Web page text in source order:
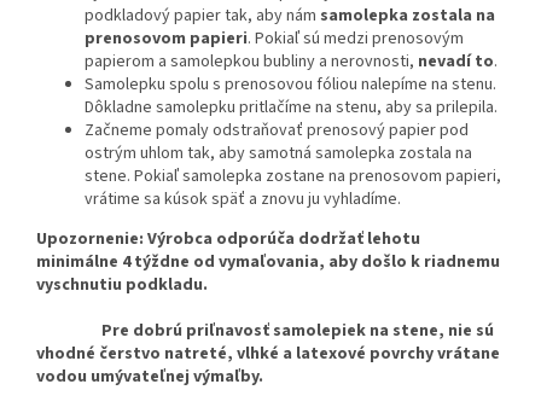
podkladový papier tak, aby nám samolepka zostala na
prenosovom papieri. Pokiaľ sú medzi prenosovým
papierom a samolepkou bubliny a nerovnosti, nevadí to.
Samolepku spolu s prenosovou fóliou nalepíme na stenu.
Dôkladne samolepku pritlačíme na stenu, aby sa prilepila.
Začneme pomaly odstraňovať prenosový papier pod
ostrým uhlom tak, aby samotná samolepka zostala na
stene. Pokiaľ samolepka zostane na prenosovom papieri,
vrátime sa kúsok späť a znovu ju vyhladíme.
Upozornenie: Výrobca odporúča dodržať lehotu
minimálne 4 týždne od vymaľovania, aby došlo k riadnemu
vyschnutiu podkladu.
Pre dobrú priľnavosť samolepiek na stene, nie sú
vhodné čerstvo natreté, vlhké a latexové povrchy vrátane
vodou umývateľnej výmaľby.